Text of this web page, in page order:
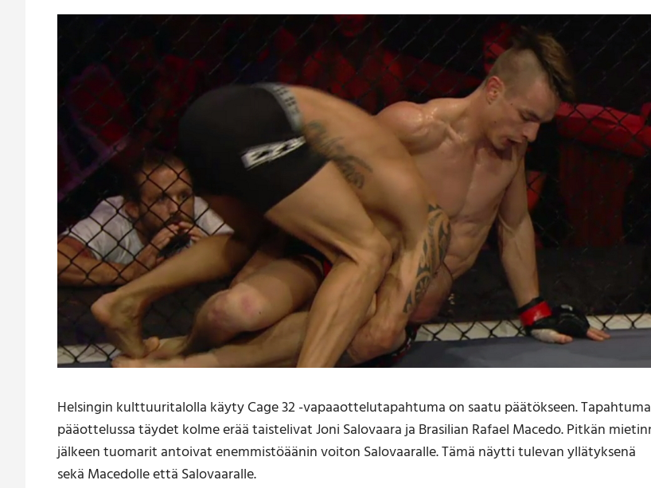
Helsingin kulttuuritalolla käyty Cage 32 -vapaaottelutapahtuma on saatu päätökseen.
pääottelussa täydet kolme erää taistelivat Joni Salovaara ja Brasilian Rafael Macedo. Pitkän
jälkeen tuomarit antoivat enemmistöäänin voiton Salovaaralle. Tämä näytti tulevan yllätyksenä
sekä Macedolle että Salovaaralle.